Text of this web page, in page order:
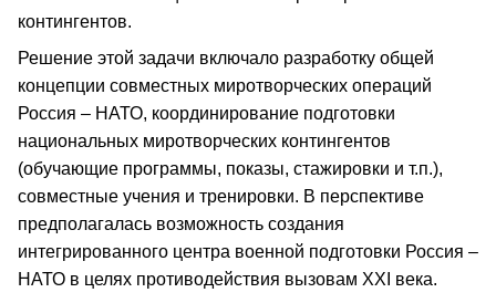
контингентов.
Решение этой задачи включало разработку общей
концепции совместных миротворческих операций
Россия – НАТО, координирование подготовки
национальных миротворческих контингентов
(обучающие программы, показы, стажировки и т.п.),
совместные учения и тренировки. В перспективе
предполагалась возможность создания
интегрированного центра военной подготовки Россия –
НАТО в целях противодействия вызовам XXI века.